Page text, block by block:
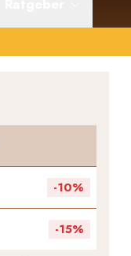
-10%
-15%